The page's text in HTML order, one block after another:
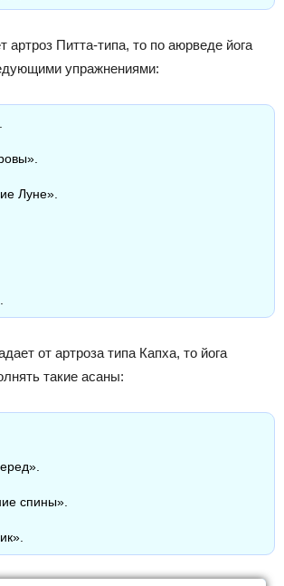
артроз Питта-типа, то по аюрведе йога
упражнениями:
Луне».
от артроза типа Капха, то йога
такие асаны:
спины».